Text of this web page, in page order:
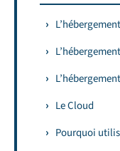
Le Cloud
Pourquoi